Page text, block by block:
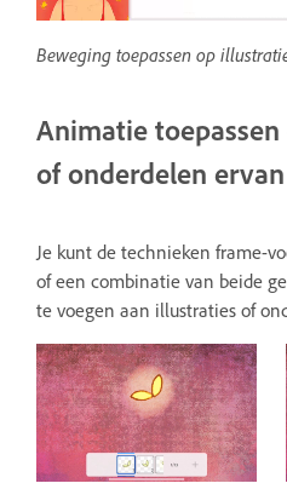
Beweging toepassen op
Animatie
of onderdelen ervan
Je kunt de technieken frame-
of een combinatie van beide
te voegen aan illustraties of